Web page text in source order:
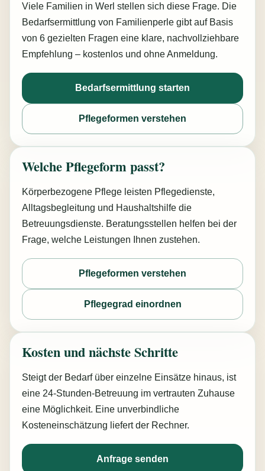
Viele Familien in Werl stellen sich diese Frage. Die
Bedarfsermittlung von Familienperle gibt auf Basis
von 6 gezielten Fragen eine klare, nachvollziehbare
Empfehlung – kostenlos und ohne Anmeldung.
Bedarfsermittlung starten
Pflegeformen verstehen
Welche Pflegeform passt?
Körperbezogene Pflege leisten Pflegedienste,
Alltagsbegleitung und Haushaltshilfe die
Betreuungsdienste. Beratungsstellen helfen bei der
Frage, welche Leistungen Ihnen zustehen.
Pflegeformen verstehen
Pflegegrad einordnen
Kosten und nächste Schritte
Steigt der Bedarf über einzelne Einsätze hinaus, ist
eine 24-Stunden-Betreuung im vertrauten Zuhause
eine Möglichkeit. Eine unverbindliche
Kosteneinschätzung liefert der Rechner.
Anfrage senden